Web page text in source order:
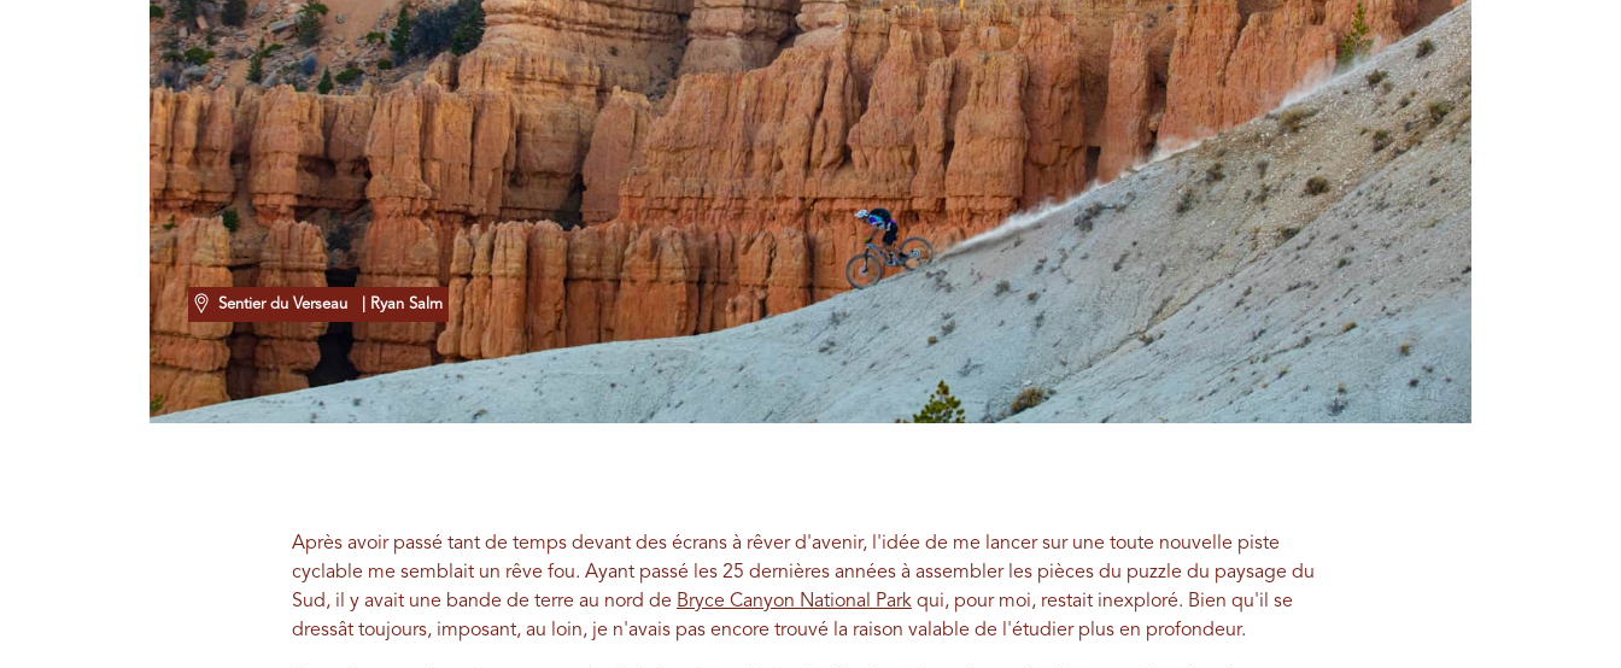
Sentier du Verseau | Ryan Salm
Après avoir passé tant de temps devant des écrans à rêver d'avenir, l'idée de me lancer sur une toute nouvelle piste
cyclable me semblait un rêve fou. Ayant passé les 25 dernières années à assembler les pièces du puzzle du paysage du
Sud, il y avait une bande de terre au nord de Bryce Canyon National Parkqui, pour moi, restait inexploré. Bien qu'il se
dressât toujours, imposant, au loin, je n'avais pas encore trouvé la raison valable de l'étudier plus en profondeur.